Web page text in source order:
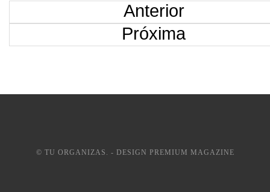
Anterior
Próxima
© TU ORGANIZAS. - DESIGN PREMIUM MAGAZINE